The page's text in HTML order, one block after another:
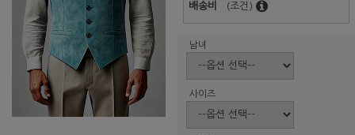
배송비 (조건)
남녀
사이즈